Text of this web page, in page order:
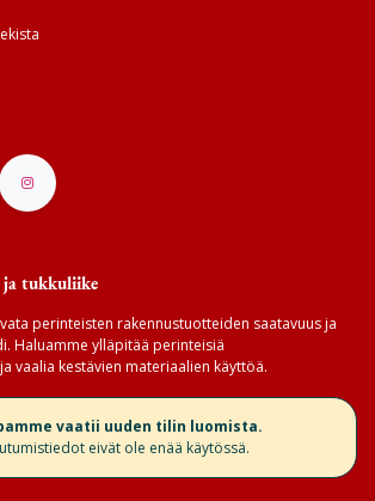
ja tukkuliike
perinteisten rakennustuotteiden saatavuus ja
Haluamme ylläpitää perinteisiä
vaalia kestävien materiaalien käyttöä.
vaatii uuden tilin luomista.
eivät ole enää käytössä.